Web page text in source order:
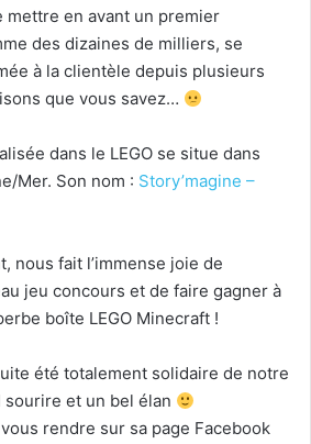
mettre en avant un premier
des dizaines de milliers, se
à la clientèle depuis plusieurs
que vous savez…
dans le LEGO se situe dans
Mer. Son nom : Story’magine –
nous fait l’immense joie de
jeu concours et de faire gagner à
boîte LEGO Minecraft !
été totalement solidaire de notre
sourire et un bel élan
rendre sur sa page Facebook